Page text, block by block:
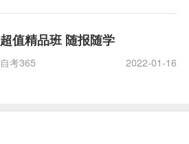
超值精品班 随报随学
自考365 2022-01-16